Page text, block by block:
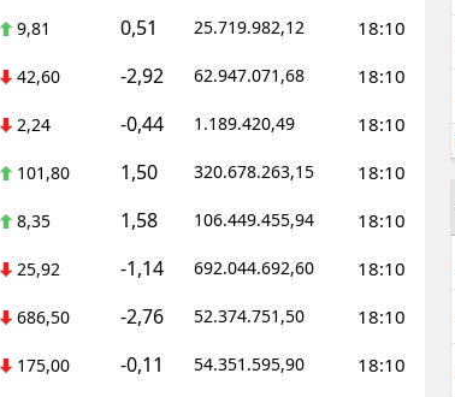
9,81 0,51 25.719.982,12 18:10
42,60 -2,92 62.947.071,68 18:10
2,24 -0,44 1.189.420,49 18:10
101,80 1,50 320.678.263,15 18:10
8,35 1,58 106.449.455,94 18:10
25,92 -1,14 692.044.692,60 18:10
686,50 -2,76 52.374.751,50 18:10
175,00 -0,11 54.351.595,90 18:10